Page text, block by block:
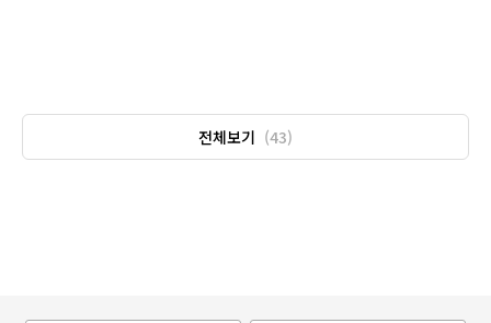
전체보기 (43)